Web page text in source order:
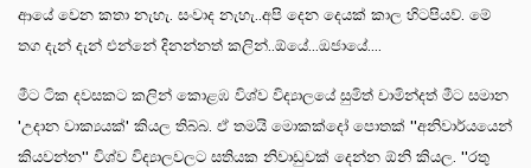
ආයේ වෙන කතා නැහැ. සංවාද නැහැ..අපි දෙන දෙයක් කාල හිටපියව්. මේ
තග දැන් දැන් එන්නේ දිනන්නත් කලින්..ඕයේ...ඔජායේ....
මීට ටික දවසකට කලින් කොළඹ විශ්ව විද්‍යාලයේ සුමිත් චාමින්දත් මීට සමාන
'උදාන වාක්‍යයක්' කියල තිබ්බ. ඒ තමයි මොකක්දෝ පොතක් ''අනිවාර්යයෙන්
කියවන්න'' විශ්ව විද්‍යාලවලට සතියක නිවාඩුවක් දෙන්න ඕනි කියල. ''රතු